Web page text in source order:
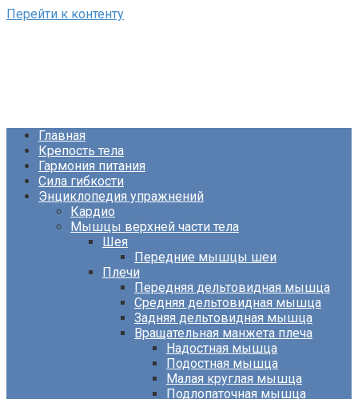
Перейти к контенту
Сайт о фитнесе и питании
Главная
Крепость тела
Гармония питания
Сила гибкости
Энциклопедия упражнений
Кардио
Мышцы верхней части тела
Шея
Передние мышцы шеи
Плечи
Передняя дельтовидная мышца
Средняя дельтовидная мышца
Задняя дельтовидная мышца
Вращательная манжета плеча
Надостная мышца
Подостная мышца
Малая круглая мышца
Подлопаточная мышца